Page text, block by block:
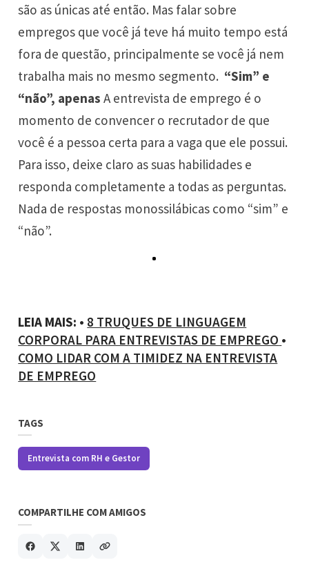
são as únicas até então. Mas falar sobre
empregos que você já teve há muito tempo está
fora de questão, principalmente se você já nem
trabalha mais no mesmo segmento. “Sim” e
“não”, apenasA entrevista de emprego é o
momento de convencer o recrutador de que
você é a pessoa certa para a vaga que ele possui.
Para isso, deixe claro as suas habilidades e
responda completamente a todas as perguntas.
Nada de respostas monossilábicas como “sim” e
“não”.
LEIA MAIS: • 8 TRUQUES DE LINGUAGEM
CORPORAL PARA ENTREVISTAS DE EMPREGO •
COMO LIDAR COM A TIMIDEZ NA ENTREVISTA
DE EMPREGO
TAGS
Entrevista com RH e Gestor
COMPARTILHE COM AMIGOS